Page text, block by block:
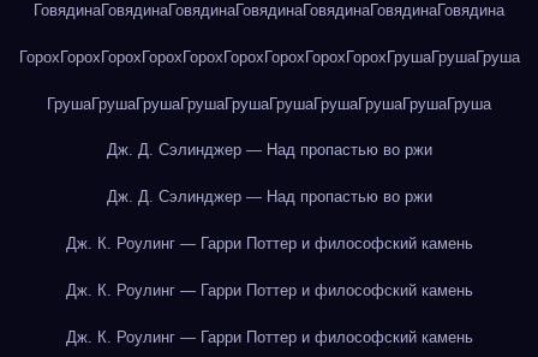
ГовядинаГовядинаГовядинаГовядинаГовядинаГовядинаГовядина
Горох Горох Горох Горох Горох Горох Горох Горох Горох ГрушаГрушаГруша
ГрушаГрушаГрушаГрушаГрушаГрушаГрушаГрушаГрушаГруша
Дж. Д. Сэлинджер — Над пропастью во ржи
Дж. Д. Сэлинджер — Над пропастью во ржи
Дж. К. Роулинг — Гарри Поттер и философский камень
Дж. К. Роулинг — Гарри Поттер и философский камень
Дж. К. Роулинг — Гарри Поттер и философский камень